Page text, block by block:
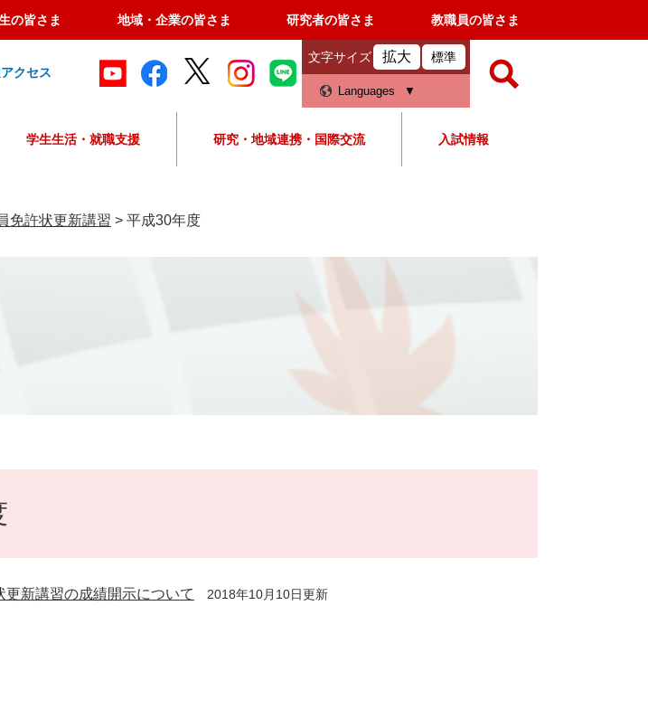
の皆さま 地域・企業の皆さま 研究者の皆さま 教職員の皆さま
クセス
文字サイズ 拡大 標準
Languages
o
学生生活・就職支援 研究・地域連携・国際交流 入試情報
免許状更新講習 > 平成30年度
新講習の成績開示について 2018年10月10日更新